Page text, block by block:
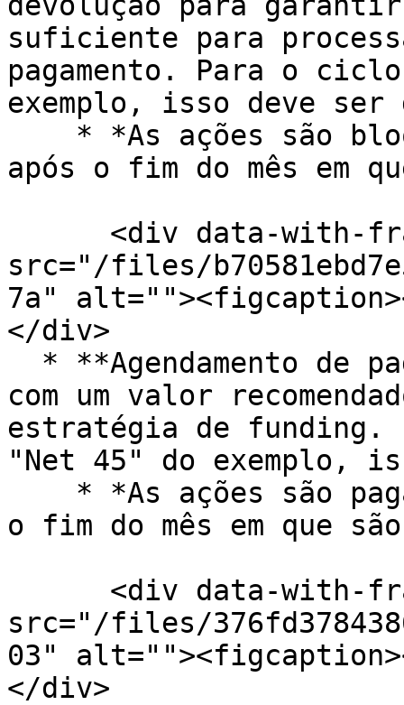
suficiente para
pagamento. Para o
exemplo, isso deve ser
após o fim do mês em
src="/files/
7a"
</div>
com um valor
estratégia de funding.
"Net 45" do exemplo,
o fim do mês em que
src="/files/
03"
</div>